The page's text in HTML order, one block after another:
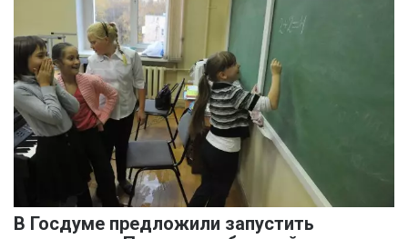
В Госдуме предложили запустить